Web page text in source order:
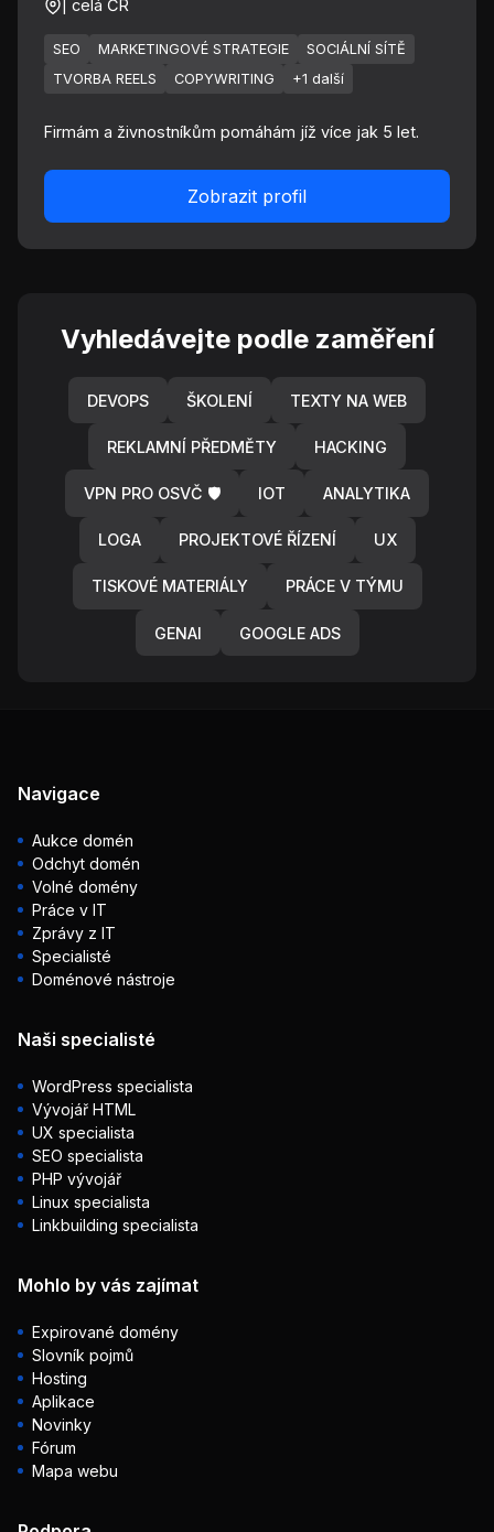
| celá ČR
SEO MARKETINGOVÉ STRATEGIE
SOCIÁLNÍ SÍTĚ
TVORBA REELS
COPYWRITING +1 další
Firmám a živnostníkům pomáhám jíž více jak 5 let.
Zobrazit profil
Vyhledávejte podle zaměření
DEVOPS ŠKOLENÍ TEXTY NA WEB
REKLAMNÍ PŘEDMĚTY HACKING
VPN PRO OSVČ 🛡️ IOT ANALYTIKA
LOGA PROJEKTOVÉ ŘÍZENÍ UX
TISKOVÉ MATERIÁLY PRÁCE V TÝMU
GENAI GOOGLE ADS
Navigace
Aukce domén
Odchyt domén
Volné domény
Práce v IT
Zprávy z IT
Specialisté
Doménové nástroje
Naši specialisté
WordPress specialista
Vývojář HTML
UX specialista
SEO specialista
PHP vývojář
Linux specialista
Linkbuilding specialista
Mohlo by vás zajímat
Expirované domény
Slovník pojmů
Hosting
Aplikace
Novinky
Fórum
Mapa webu